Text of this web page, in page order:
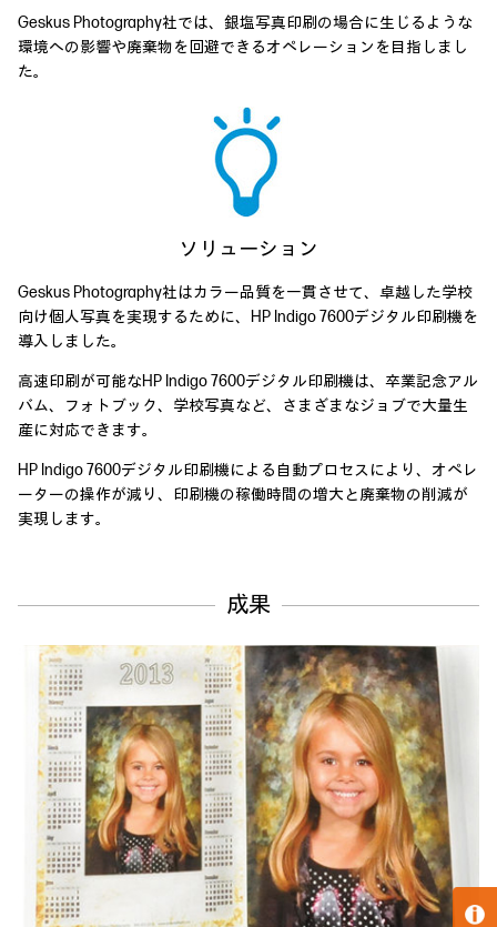
Geskus Photography社では、銀塩写真印刷の場合に生じるような
環境への影響や廃棄物を回避できるオペレーションを目指しまし
た。
ソリューション
Geskus Photography社はカラー品質を一貫させて、卓越した学校
向け個人写真を実現するために、HP Indigo 7600デジタル印刷機を
導入しました。
高速印刷が可能なHP Indigo 7600デジタル印刷機は、卒業記念アル
バム、フォトブック、学校写真など、さまざまなジョブで大量生
産に対応できます。
HP Indigo 7600デジタル印刷機による自動プロセスにより、オペレ
ーターの操作が減り、印刷機の稼働時間の増大と廃棄物の削減が
実現します。
成果